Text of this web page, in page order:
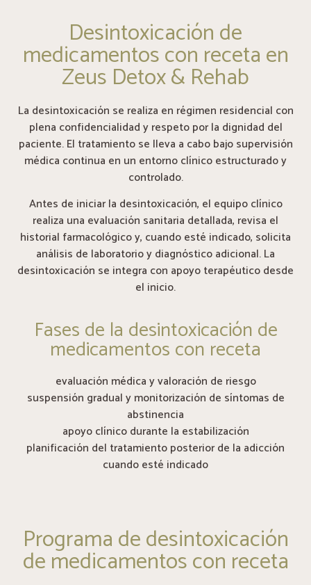
Desintoxicación de
medicamentos con receta en
Zeus Detox & Rehab
La desintoxicación se realiza en régimen residencial con
plena confidencialidad y respeto por la dignidad del
paciente. El tratamiento se lleva a cabo bajo supervisión
médica continua en un entorno clínico estructurado y
controlado.
Antes de iniciar la desintoxicación, el equipo clínico
realiza una evaluación sanitaria detallada, revisa el
historial farmacológico y, cuando esté indicado, solicita
análisis de laboratorio y diagnóstico adicional. La
desintoxicación se integra con apoyo terapéutico desde
el inicio.
Fases de la desintoxicación de
medicamentos con receta
evaluación médica y valoración de riesgo
suspensión gradual y monitorización de síntomas de
abstinencia
apoyo clínico durante la estabilización
planificación del tratamiento posterior de la adicción
cuando esté indicado
Programa de desintoxicación
de medicamentos con receta